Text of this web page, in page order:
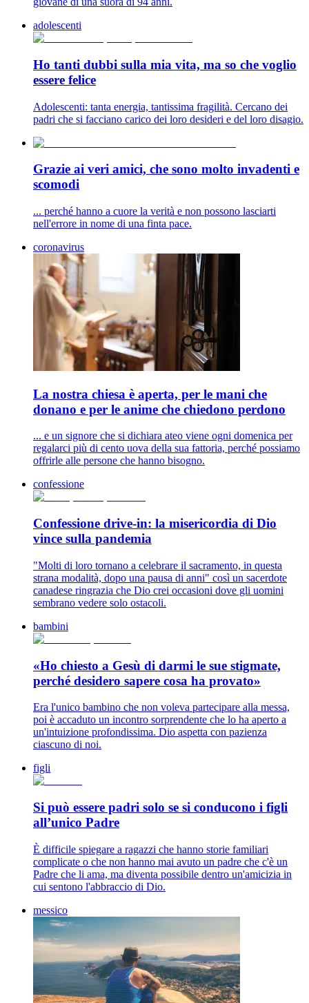
adolescenti
Ho tanti dubbi sulla mia vita, ma so che voglio
essere felice
Adolescenti: tanta energia, tantissima fragilità. Cercano dei
padri che si facciano carico dei loro desideri e del loro disagio.
Grazie ai veri amici, che sono molto invadenti e
scomodi
... perché hanno a cuore la verità e non possono lasciarti
nell'errore in nome di una finta pace.
coronavirus
La nostra chiesa è aperta, per le mani che
donano e per le anime che chiedono perdono
... e un signore che si dichiara ateo viene ogni domenica per
regalarci più di cento uova della sua fattoria, perché possiamo
offrirle alle persone che hanno bisogno.
confessione
Confessione drive-in: la misericordia di Dio
vince sulla pandemia
"Molti di loro tornano a celebrare il sacramento, in questa
strana modalità, dopo una pausa di anni" così un sacerdote
canadese ringrazia che Dio crei occasioni dove gli uomini
sembrano vedere solo ostacoli.
bambini
«Ho chiesto a Gesù di darmi le sue stigmate,
perché desidero sapere cosa ha provato»
Era l'unico bambino che non voleva partecipare alla messa,
poi è accaduto un incontro sorprendente che lo ha aperto a
un'intuizione profondissima. Dio aspetta con pazienza
ciascuno di noi.
figli
Si può essere padri solo se si conducono i figli
all’unico Padre
È difficile spiegare a ragazzi che hanno storie familiari
complicate o che non hanno mai avuto un padre che c'è un
Padre che li ama, ma diventa possibile dentro un'amicizia in
cui sentono l'abbraccio di Dio.
messico